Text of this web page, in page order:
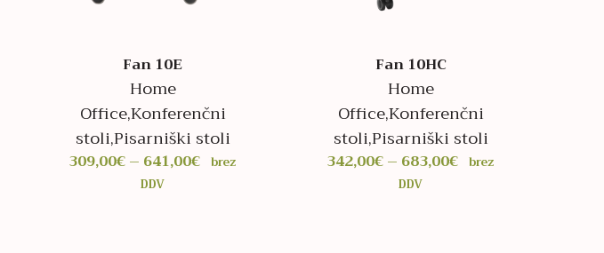
Home
Office,Konferenčni
stoli,Pisarniški stoli
Fan 10E
309,00€– 641,00€Cenovni
brez
DDV
Home
Office,Konferenčni
stoli,Pisarniški stoli
Fan 10HC
342,00€– 683,00€Cenovni
brez
DDV